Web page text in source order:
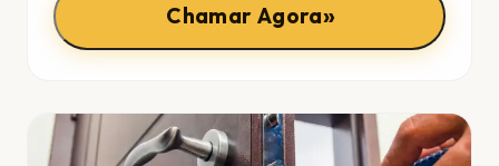
Chamar Agora»